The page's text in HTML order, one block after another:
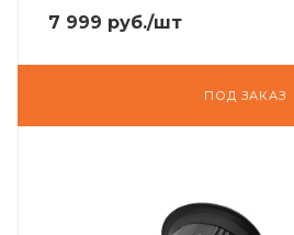
7 999 руб./шт
ПОД ЗАКАЗ